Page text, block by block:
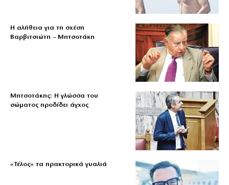
Η αλήθεια για τη σχέση
Βαρβιτσιώτη – Μητσοτάκη
Μητσοτάκης: Η γλώσσα του
σώματος προδίδει άγχος
«Τέλος» τα πρακτορικά γυαλιά